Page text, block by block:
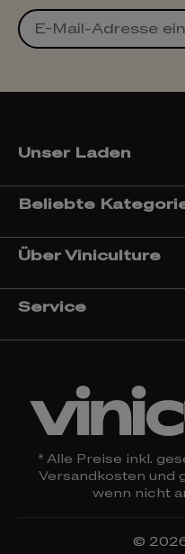
Unser Laden
Beliebte
Über Viniculture
Service
* Alle Preise inkl.
Versandkosten und
wenn nicht
©